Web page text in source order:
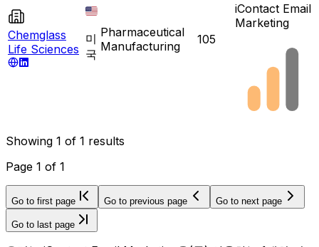
Chemglass
Life Sciences
미
국
Pharmaceutical
Manufacturing
105
iContact Email
Marketing
Showing 1 of 1 results
Page 1 of 1
Go to first page Go to previous page Go to next page
Go to last page